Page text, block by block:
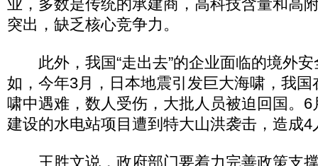
业，多数是传统的承建商，高科技含量和高
突出，缺乏核心竞争力。
此外，我国“走出去”的企业面临的境外安
如，今年3月，日本地震引发巨大海啸，我
啸中遇难，数人受伤，大批人员被迫回国。
建设的水电站项目遭到特大山洪袭击，造成
王胜文说，政府部门要着力完善政策支